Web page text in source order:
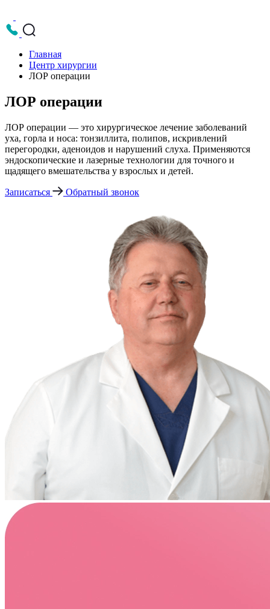
Главная
Центр хирургии
ЛОР операции
ЛОР операции
ЛОР операции — это хирургическое лечение заболеваний
уха, горла и носа: тонзиллита, полипов, искривлений
перегородки, аденоидов и нарушений слуха. Применяются
эндоскопические и лазерные технологии для точного и
щадящего вмешательства у взрослых и детей.
Записаться Обратный звонок